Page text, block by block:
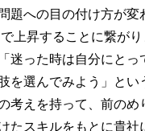
題への目の付け方が変
上昇することに繋が
迷った時は自分にとっ
を選んでみよう」とい
考えを持って、前のめ
たスキルをもとに貴社